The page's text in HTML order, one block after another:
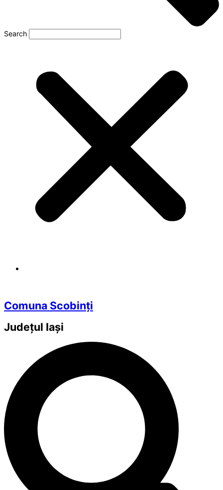
Search
Comuna Scobinți
Județul Iași